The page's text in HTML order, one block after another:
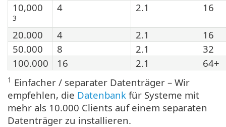
10,000
3
4 2.1 16
20.000 4 2.1
16
50.000
8 2.1
32
100.000
16 2.1 64+
1 Einfacher / separater Datenträger – Wir
empfehlen, die Datenbank für Systeme mit
mehr als 10.000 Clients auf einem separaten
Datenträger zu installieren.